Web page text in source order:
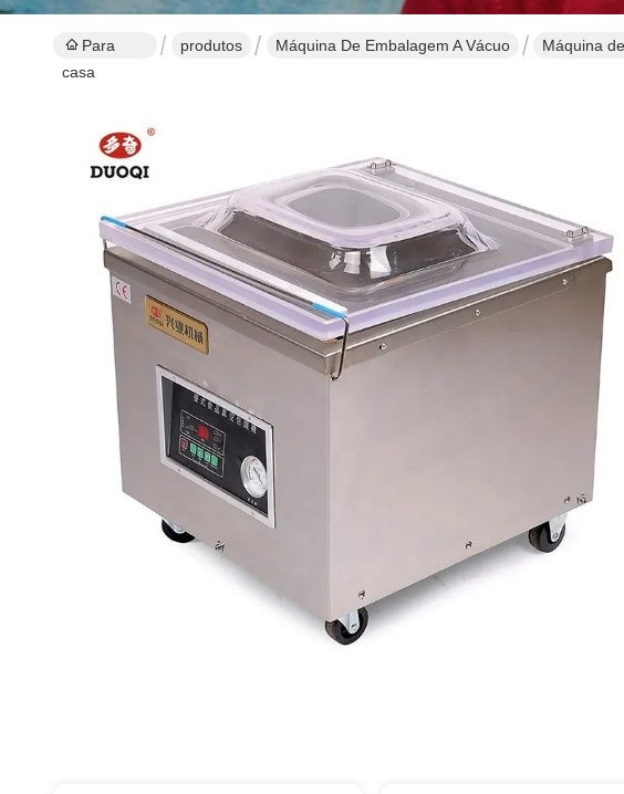
Para
casa
produtos Máquina De Embalagem A Vácuo
Máquina